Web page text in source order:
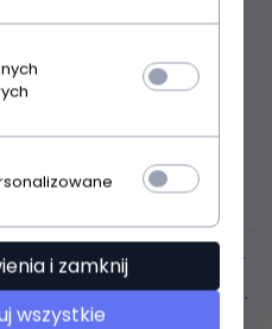
midi bez rękawów. Ze stójką.
i zamknij
wszystkie